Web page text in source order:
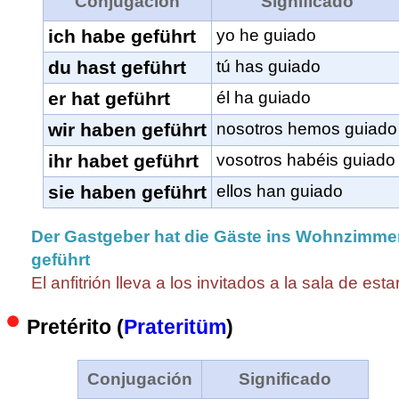
ich habe geführt yo he guiado
du hast geführt tú has guiado
er hat geführt él ha guiado
wir haben geführt nosotros hemos guiado
ihr habet geführt vosotros habéis guiado
sie haben geführt ellos han guiado
Der Gastgeber hat die Gäste ins
geführt
El anfitrión lleva a los invitados a la sala de
Pretérito (Prateritüm)
Conjugación Significado